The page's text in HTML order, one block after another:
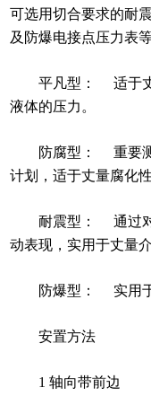
可选用切合要求的耐
及防爆电接点压力表等
平凡型： 适于丈
液体的压力。
防腐型： 重要测
计划，适于丈量腐化
耐震型： 通过对
动表现，实用于丈量
防爆型： 实用于
安置方法
1 轴向带前边